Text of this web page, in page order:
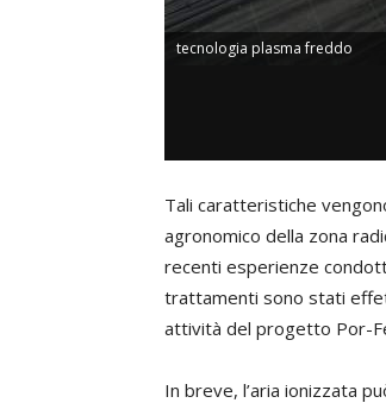
tecnologia plasma freddo
Tali caratteristiche
agronomico della zona
recenti esperienze
trattamenti sono stati
attività del progetto Por-
In breve, l’aria ionizzata